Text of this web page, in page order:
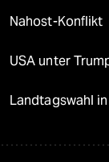
Nahost-Konflikt
USA unter
Landtagswahl